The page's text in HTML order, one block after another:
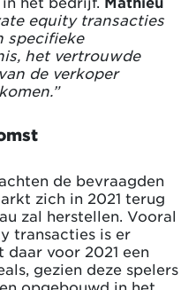
equity transacties
specifieke
het vertrouwde
de verkoper
de bevraagden
zich in 2021 terug
zal herstellen. Vooral
transacties is er
daar voor 2021 een
gezien deze spelers